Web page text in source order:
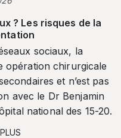
? Les risques de la
sociaux, la
opération chirurgicale
et n’est pas
avec le Dr Benjamin
national des 15-20.